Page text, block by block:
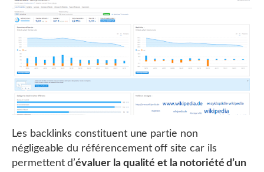
Les backlinks constituent une partie non
négligeable du référencement off site car ils
permettent d’évaluer la qualité et la notoriété d’un